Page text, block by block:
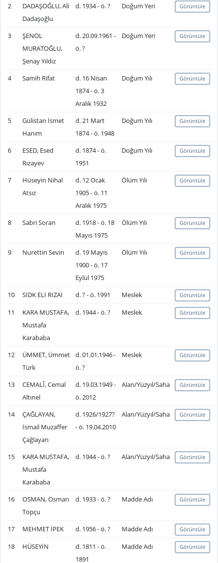
2
DADAŞOĞLU, Ali
Dadaşoğlu
d. 1934 - ö. ? Doğum Yeri Görüntüle
3
ŞENOL
MURATOĞLU,
Şenay Yıldız
d. 20.09.1961 -
ö. ?
Doğum Yeri Görüntüle
4 Samih Rifat
d. 16 Nisan
1874 - ö. 3
Aralık 1932
Doğum Yılı Görüntüle
5
Gülistan İsmet
Hanım
d. 21 Mart
1874 - ö. 1948
Doğum Yılı Görüntüle
6
ESED, Esed
Rızayev
d. 1874 - ö.
1951
Doğum Yılı Görüntüle
7
Hüseyin Nihal
Atsız
d. 12 Ocak
1905 - ö. 11
Aralık 1975
Ölüm Yılı Görüntüle
8 Sabri Soran
d. 1918 - ö. 18
Mayıs 1975
Ölüm Yılı Görüntüle
9 Nurettin Sevin
d. 19 Mayıs
1900 - ö. 17
Eylül 1975
Ölüm Yılı Görüntüle
10 SIDK ELİ RIZAİ d. ? - ö. 1991 Meslek Görüntüle
11
KARA MUSTAFA,
Mustafa
Karababa
d. 1944 - ö. ? Meslek Görüntüle
12
ÜMMET, Ümmet
Türk
d. 01.01.1946 -
ö. ?
Meslek Görüntüle
13
CEMALÎ, Cemal
Altınel
d. 19.03.1949 -
ö. 2012
Alan/Yüzyıl/Saha Görüntüle
14
ÇAĞLAYAN,
İsmail Muzaffer
Çağlayan
d. 1926/1927?
- ö. 19.04.2010
Alan/Yüzyıl/Saha Görüntüle
15
KARA MUSTAFA,
Mustafa
Karababa
d. 1944 - ö. ? Alan/Yüzyıl/Saha Görüntüle
16
OSMAN, Osman
Topçu
d. 1933 - ö. ? Madde Adı Görüntüle
17 MEHMET İPEK d. 1956 - ö. ? Madde Adı Görüntüle
18 HÜSEYİN
d. 1811 - ö.
1891
Madde Adı Görüntüle